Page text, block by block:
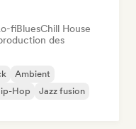
fiBluesChill House
des
Ambient
Hop
Jazz fusion